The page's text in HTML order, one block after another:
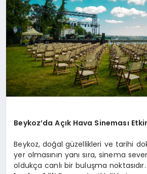
Beykoz’da Açık Hava Sineması
Beykoz, doğal güzellikleri ve tarihi
yer olmasının yanı sıra, sinema
oldukça canlı bir buluşma